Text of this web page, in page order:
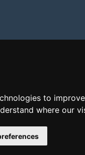
to
where our